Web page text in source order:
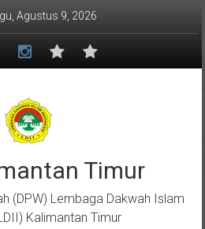
Agustus 9, 2026
Timur
(DPW) Lembaga Dakwah Islam
Kalimantan Timur